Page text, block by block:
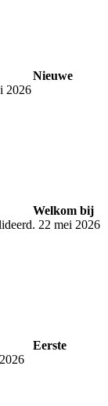
Nieuwe
2026
Welkom bij
22 mei 2026
Eerste